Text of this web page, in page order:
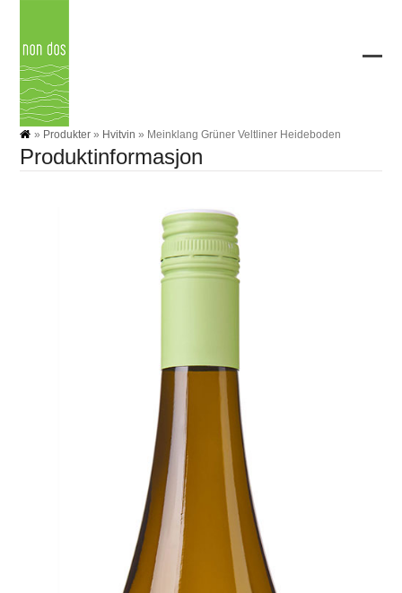
content
» Produkter » Hvitvin » Meinklang Grüner Veltliner Heideboden
Produktinformasjon